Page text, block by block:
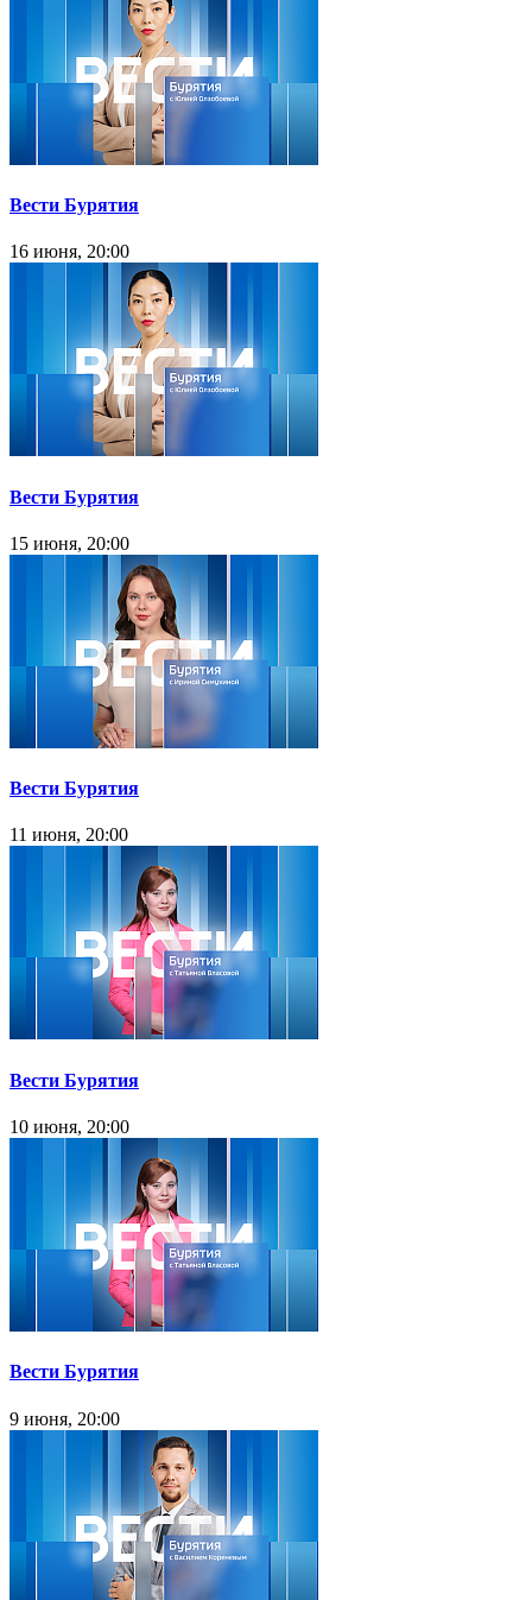
Вести Бурятия
16 июня, 20:00
Вести Бурятия
15 июня, 20:00
Вести Бурятия
11 июня, 20:00
Вести Бурятия
10 июня, 20:00
Вести Бурятия
9 июня, 20:00